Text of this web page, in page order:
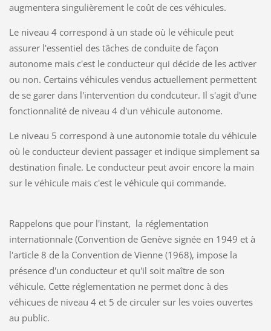
augmentera singulièrement le coût de ces véhicules.
Le niveau 4 correspond à un stade où le véhicule peut
assurer l'essentiel des tâches de conduite de façon
autonome mais c'est le conducteur qui décide de les activer
ou non. Certains véhicules vendus actuellement permettent
de se garer dans l'intervention du condcuteur. Il s'agit d'une
fonctionnalité de niveau 4 d'un véhicule autonome.
Le niveau 5 correspond à une autonomie totale du véhicule
où le conducteur devient passager et indique simplement sa
destination finale. Le conducteur peut avoir encore la main
sur le véhicule mais c'est le véhicule qui commande.
Rappelons que pour l'instant, la réglementation
internationnale (Convention de Genève signée en 1949 et à
l'article 8 de la Convention de Vienne (1968), impose la
présence d'un conducteur et qu'il soit maître de son
véhicule. Cette réglementation ne permet donc à des
véhicues de niveau 4 et 5 de circuler sur les voies ouvertes
au public.